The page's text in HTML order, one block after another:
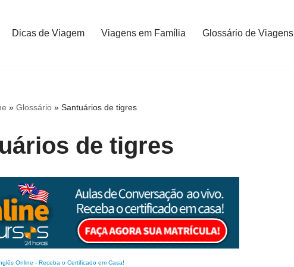
Dicas de Viagem Viagens em Família Glossário de Viagens
»Glossário »Santuários de tigres
de tigres
Online - Receba o Certificado em Casa!